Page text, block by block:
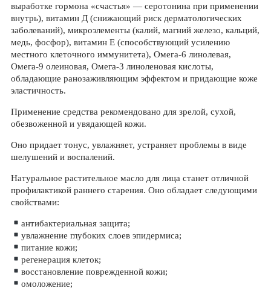
выработке гормона «счастья» — серотонина при применении
внутрь), витамин Д (снижающий риск дерматологических
заболеваний), микроэлементы (калий, магний железо, кальций,
медь, фосфор), витамин Е (способствующий усилению
местного клеточного иммунитета), Омега-6 линолевая,
Омега-9 олеиновая, Омега-3 линоленовая кислоты,
обладающие ранозаживляющим эффектом и придающие коже
эластичность.
Применение средства рекомендовано для зрелой, сухой,
обезвоженной и увядающей кожи.
Оно придает тонус, увлажняет, устраняет проблемы в виде
шелушений и воспалений.
Натуральное растительное масло для лица станет отличной
профилактикой раннего старения. Оно обладает следующими
свойствами:
антибактериальная защита;
увлажнение глубоких слоев эпидермиса;
питание кожи;
регенерация клеток;
восстановление поврежденной кожи;
омоложение;